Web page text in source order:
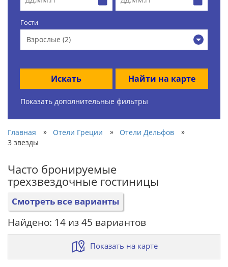
Гости
Взрослые (2)
Искать Найти на карте
Показать дополнительные фильтры
Главная » Отели Греции » Отели Дельфов
»
3 звезды
Часто бронируемые
трехзвездочные гостиницы
Смотреть все варианты
Найдено: 14 из 45 вариантов
Показать на карте